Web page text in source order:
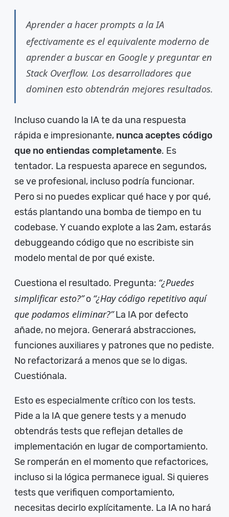
Aprender a hacer prompts a la IA
efectivamente es el equivalente moderno de
aprender a buscar en Google y preguntar en
Stack Overflow. Los desarrolladores que
dominen esto obtendrán mejores resultados.
Incluso cuando la IA te da una respuesta
rápida e impresionante, nunca aceptes código
que no entiendas completamente. Es
tentador. La respuesta aparece en segundos,
se ve profesional, incluso podría funcionar.
Pero si no puedes explicar qué hace y por qué,
estás plantando una bomba de tiempo en tu
codebase. Y cuando explote a las 2am, estarás
debuggeando código que no escribiste sin
modelo mental de por qué existe.
Cuestiona el resultado. Pregunta: “¿Puedes
simplificar esto?”o “¿Hay código repetitivo aquí
que podamos eliminar?”La IA por defecto
añade, no mejora. Generará abstracciones,
funciones auxiliares y patrones que no pediste.
No refactorizará a menos que se lo digas.
Cuestiónala.
Esto es especialmente crítico con los tests.
Pide a la IA que genere tests y a menudo
obtendrás tests que reflejan detalles de
implementación en lugar de comportamiento.
Se romperán en el momento que refactorices,
incluso si la lógica permanece igual. Si quieres
tests que verifiquen comportamiento,
necesitas decirlo explícitamente. La IA no hará